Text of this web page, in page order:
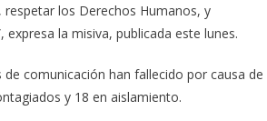
respetar los Derechos Humanos, y
la misiva, publicada este lunes.
comunicación han fallecido por causa de
y 18 en aislamiento.